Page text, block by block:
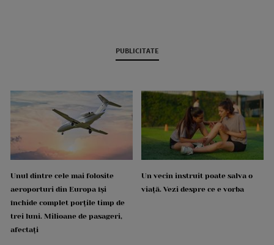
PUBLICITATE
Unul dintre cele mai folosite
aeroporturi din Europa își
închide complet porțile timp de
trei luni. Milioane de pasageri,
afectați
Un vecin instruit poate salva o
viață. Vezi despre ce e vorba